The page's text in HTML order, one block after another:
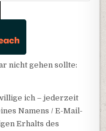
nicht gehen sollte:
ich – jederzeit
Namens / E-Mail-
Erhalts des